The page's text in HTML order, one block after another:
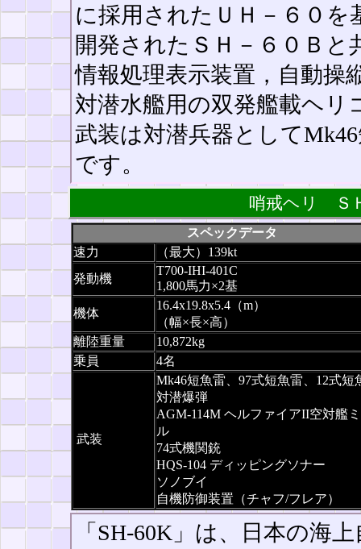
に採用されたＵＨ－６０
開発されたＳＨ－６０Ｂ
情報処理表示装置，自動操
対潜水艦用の双発艦載ヘリ
武装は対潜兵器として
です。
哨戒ヘリ Ｓ
スペックデータ
速力
（最大）139kt
発動機
T700-IHI-401C
1,800馬力×2基
機体
16.4x19.8x5.4（m）
（幅×長×高）
離陸重量
10,872kg
乗員
4名
武装
Mk46短魚雷、97式短魚雷、12式短
対潜爆弾
AGM-114M ヘルファイアII空対艦
ル
74式機関銃
HQS-104 ディッピングソナー
ソノブイ
自機防御装置（チャフ/フレア）
「SH-60K」は、日本の海